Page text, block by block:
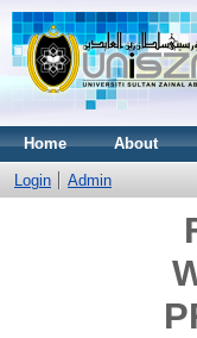
Home About
Login Admin